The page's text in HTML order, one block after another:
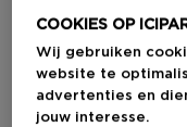
COOKIES OP
Wij gebruiken
website te
advertenties en
jouw interesse.